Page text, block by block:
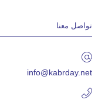
تواصل معنا
info@kabrday.net